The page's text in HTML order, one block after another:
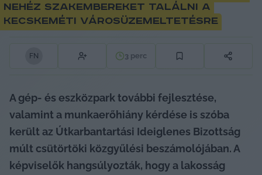
nehéz szakembereket találni a
kecskeméti városüzemeltetésre
FN 3 perc
A gép- és eszközpark további fejlesztése,
valamint a munkaerőhiány kérdése is szóba
került az Útkarbantartási Ideiglenes Bizottság
múlt csütörtöki közgyűlési beszámolójában. A
képviselők hangsúlyozták, hogy a lakosság